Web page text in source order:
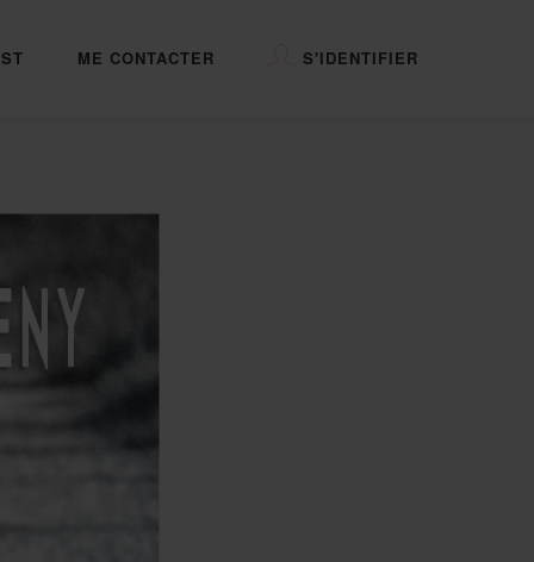
ME CONTACTER S'IDENTIFIER